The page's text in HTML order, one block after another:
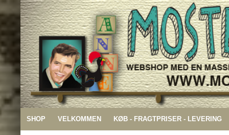
SHOP VELKOMMEN KØB - FRAGTPRISER - LEVERING